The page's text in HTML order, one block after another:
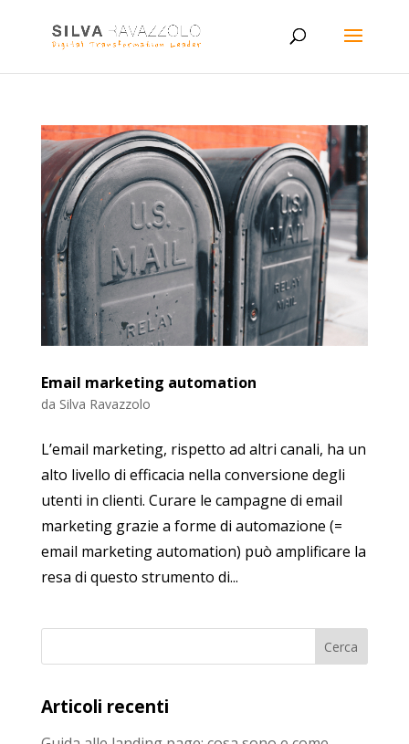
Email marketing automation
da Silva Ravazzolo
L’email marketing, rispetto ad altri canali, ha un
alto livello di efficacia nella conversione degli
utenti in clienti. Curare le campagne di email
marketing grazie a forme di automazione (=
email marketing automation) può amplificare la
resa di questo strumento di...
Articoli recenti